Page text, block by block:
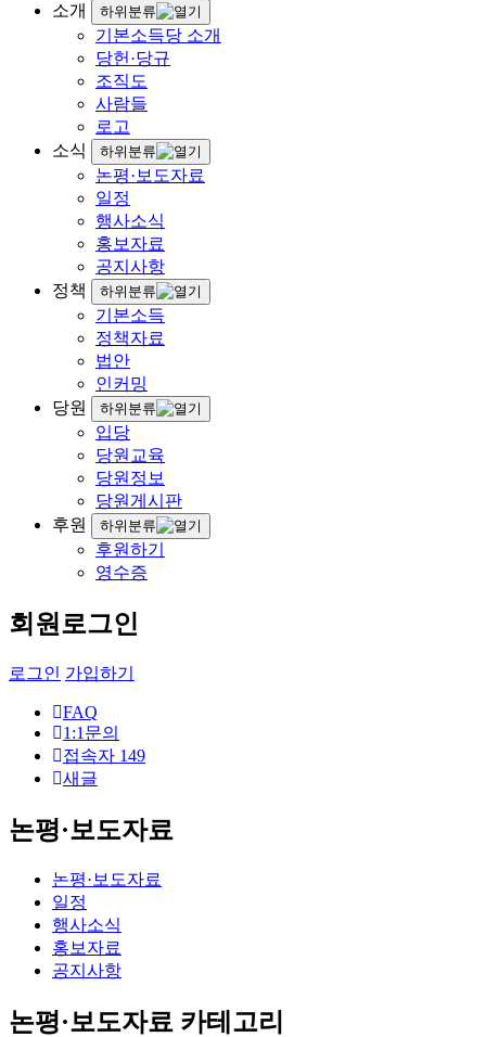
소개 하위분류
기본소득당 소개
당헌·당규
조직도
사람들
로고
소식
하위분류
논평·보도자료
일정
행사소식
홍보자료
공지사항
정책
하위분류
기본소득
정책자료
법안
인커밍
당원
하위분류
입당
당원교육
당원정보
당원게시판
후원
하위분류
후원하기
영수증
회원로그인
로그인 가입하기
FAQ
1:1문의
접속자 149
새글
논평·보도자료
논평·보도자료
일정
행사소식
홍보자료
공지사항
논평·보도자료 카테고리